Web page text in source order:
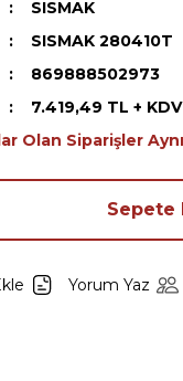
SISMAK
SISMAK 280410T
869888502973
7.419,49 TL + KDV
Olan Siparişler
Sepete
Yorum Yaz